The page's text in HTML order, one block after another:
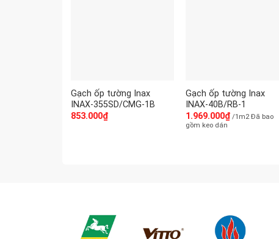
Gạch ốp tường Inax
INAX-355SD/CMG-1B
853.000₫
Gạch ốp tường Inax
INAX-40B/RB-1
1.969.000₫ /1m2 Đã bao
gồm keo dán